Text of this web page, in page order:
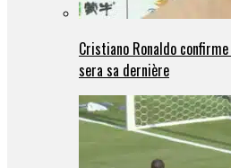
Cristiano Ronaldo
sera sa dernière